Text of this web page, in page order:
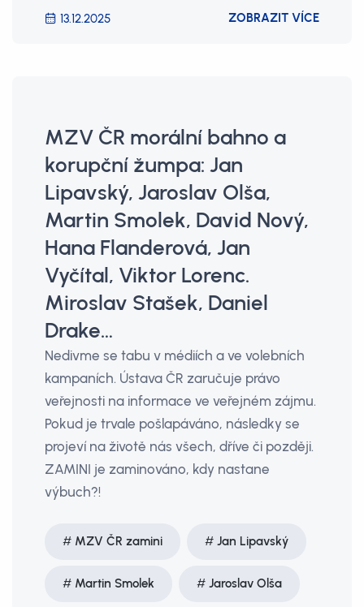
13.12.2025 ZOBRAZIT VÍCE
MZV ČR morální bahno a
korupční žumpa: Jan
Lipavský, Jaroslav Olša,
Martin Smolek, David Nový,
Hana Flanderová, Jan
Vyčítal, Viktor Lorenc.
Miroslav Stašek, Daniel
Drake…
Nedivme se tabu v médiích a ve volebních
kampaních. Ústava ČR zaručuje právo
veřejnosti na informace ve veřejném zájmu.
Pokud je trvale pošlapáváno, následky se
projeví na životě nás všech, dříve či později.
ZAMINI je zaminováno, kdy nastane
výbuch?!
MZV ČR zamini Jan Lipavský
Martin Smolek Jaroslav Olša